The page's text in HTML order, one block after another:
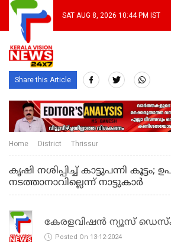
SAT AUG 8, 2026 10:44 PM IST
Share this Article
Home District Thrissur
കൃഷി നശിപ്പിച്ച്‌ കാട്ടുപന്നി കൂട്ടം;
നടത്താനാവില്ലെന്ന്‌ നാട്ടുകാര്‍
കേരളവിഷൻ ന്യൂസ്
Posted On 13-12-2024